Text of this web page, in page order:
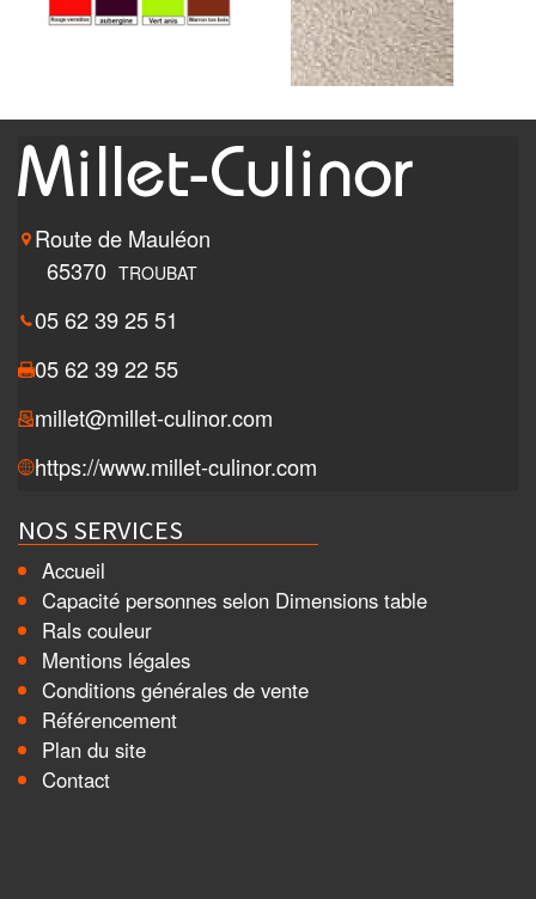
Route de Mauléon
65370 TROUBAT
05 62 39 25 51
05 62 39 22 55
millet@millet-culinor.com
https://www.millet-culinor.com
NOS SERVICES
Accueil
Capacité personnes selon Dimensions table
Rals couleur
Mentions légales
Conditions générales de vente
Référencement
Plan du site
Contact